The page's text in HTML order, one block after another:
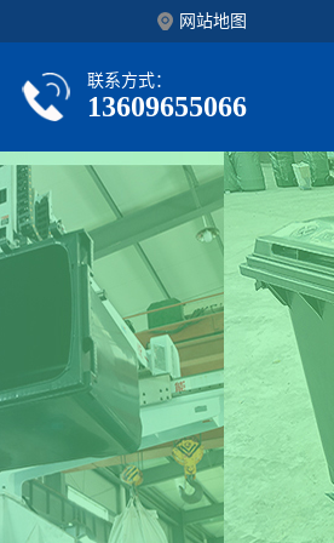
网站地图
联系方式：
13609655066